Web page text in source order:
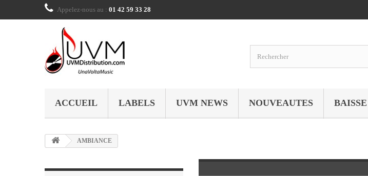
Appelez-nous au : 01 42 59 33 28
ACCUEIL LABELS UVM NEWS NOUVEAUTES
AMBIANCE